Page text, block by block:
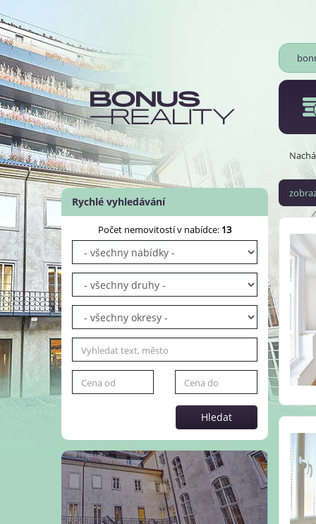
Rychlé vyhledávání
Počet nemovitostí v nabídce: 13
Hledat